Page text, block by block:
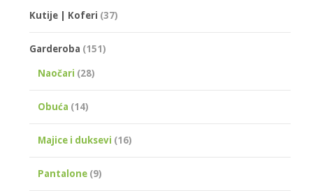
Kutije | Koferi (37)
Garderoba (151)
Naočari (28)
Obuća (14)
Majice i duksevi (16)
Pantalone (9)